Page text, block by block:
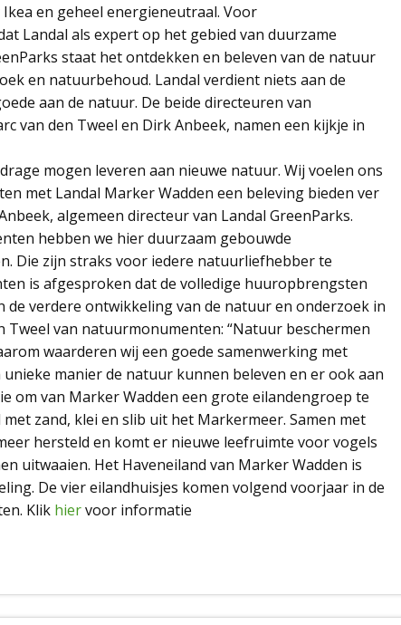
en geheel energieneutraal. Voor
Landal als expert op het gebied van duurzame
staat het ontdekken en beleven van de natuur
en natuurbehoud. Landal verdient niets aan de
aan de natuur. De beide directeuren van
van den Tweel en Dirk Anbeek, namen een kijkje in
mogen leveren aan nieuwe natuur. Wij voelen ons
met Landal Marker Wadden een beleving bieden ver
algemeen directeur van Landal GreenParks.
hebben we hier duurzaam gebouwde
Die zijn straks voor iedere natuurliefhebber te
is afgesproken dat de volledige huuropbrengsten
verdere ontwikkeling van de natuur en onderzoek in
Tweel van natuurmonumenten: “Natuur beschermen
waarderen wij een goede samenwerking met
manier de natuur kunnen beleven en er ook aan
om van Marker Wadden een grote eilandengroep te
zand, klei en slib uit het Markermeer. Samen met
hersteld en komt er nieuwe leefruimte voor vogels
uitwaaien. Het Haveneiland van Marker Wadden is
De vier eilandhuisjes komen volgend voorjaar in de
Klik hiervoor informatie